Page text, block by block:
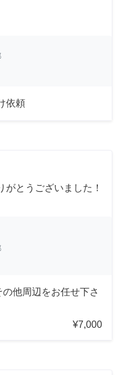
依頼
とうございました！
他周辺をお任せ下さ
¥7,000